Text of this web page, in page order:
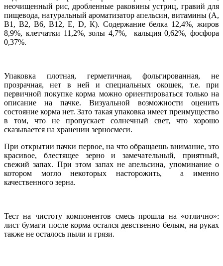
неочищенный рис, дробленные раковины устриц, гравий для
пищевода, натуральный ароматизатор апельсин, витамины (А,
В1, В2, В6, В12, Е, D, К). Содержание белка 12,4%, жиров
8,9%, клетчатки 11,2%, золы 4,7%, кальция 0,62%, фосфора
0,37%.
Упаковка плотная, герметичная, фольгированная, не
прозрачная, нет в ней и специальных окошек, т.е. при
первичной покупке корма можно ориентироваться только на
описание на пачке. Визуальной возможности оценить
состояние корма нет. Зато такая упаковка имеет преимущество
в том, что не пропускает солнечный свет, что хорошо
сказывается на хранении зерносмеси.
При открытии пачки первое, на что обращаешь внимание, это
красивое, блестящее зерно и замечательный, приятный,
свежий запах. При этом запах не апельсина, упоминание о
котором могло некоторых насторожить, а именно
качественного зерна.
Тест на чистоту компонентов смесь прошла на «отлично»:
лист бумаги после корма остался девственно белым, на руках
также не осталось пыли и грязи.